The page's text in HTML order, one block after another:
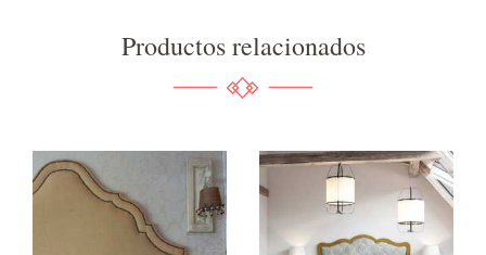
Productos relacionados